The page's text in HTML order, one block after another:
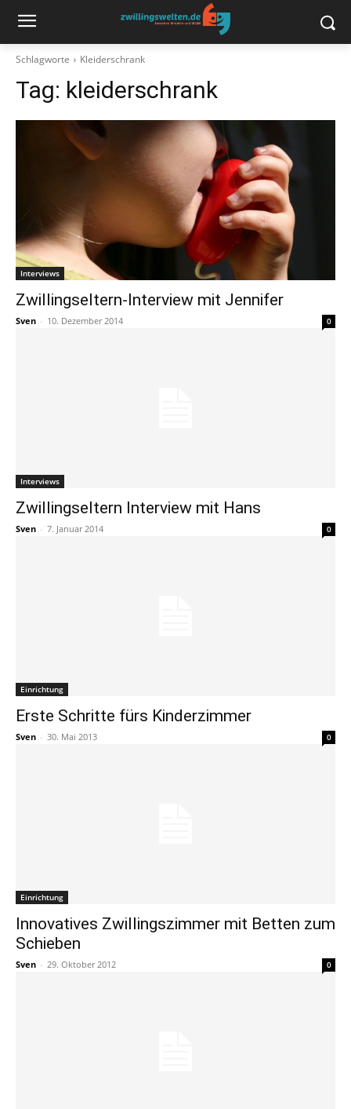
Schlagworte Kleiderschrank
Tag: kleiderschrank
Interviews
Zwillingseltern-Interview mit Jennifer
Sven - 10. Dezember 2014 0
Interviews
Zwillingseltern Interview mit Hans
Sven - 7. Januar 2014 0
Einrichtung
Erste Schritte fürs Kinderzimmer
Sven - 30. Mai 2013 0
Einrichtung
Innovatives Zwillingszimmer mit Betten zum
Schieben
Sven - 29. Oktober 2012 0